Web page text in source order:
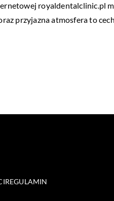
royaldentalclinic.pl
przyjazna atmosfera to
REGULAMIN